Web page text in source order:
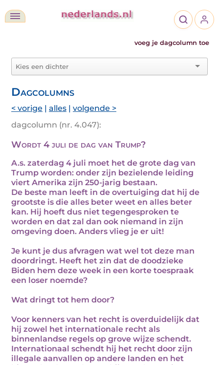
voeg je dagcolumn toe
Dagcolumns
< vorige | alles | volgende >
dagcolumn (nr. 4.047):
Wordt 4 juli de dag van Trump?
A.s. zaterdag 4 juli moet het de grote dag van
Trump worden: onder zijn bezielende leiding
viert Amerika zijn 250-jarig bestaan.
De beste man leeft in de overtuiging dat hij de
grootste is die alles beter weet en alles beter
kan. Hij hoeft dus niet tegengesproken te
worden en dat zal dan ook niemand in zijn
omgeving doen. Anders vlieg je er uit!
Je kunt je dus afvragen wat wel tot deze man
doordringt. Heeft het zin dat de doodzieke
Biden hem deze week in een korte toespraak
een loser noemde?
Wat dringt tot hem door?
Voor kenners van het recht is overduidelijk dat
hij zowel het internationale recht als
binnenlandse regels op grove wijze schendt.
Internationaal schendt hij het recht door zijn
illegale aanvallen op andere landen en het